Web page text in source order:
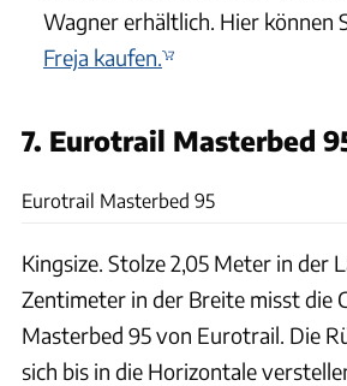
Wagner erhältlich. Hier können
Freja kaufen.
7. Eurotrail Masterbed
Eurotrail Masterbed 95
Kingsize. Stolze 2,05 Meter in der
Zentimeter in der Breite misst die
Masterbed 95 von Eurotrail. Die
sich bis in die Horizontale